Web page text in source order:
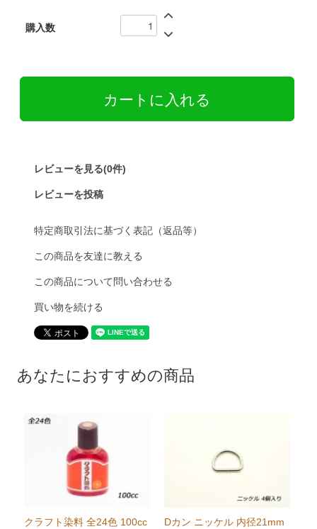
購入数
レビューを見る(0件)
レビューを投稿
特定商取引法に基づく表記（返品等）
この商品を友達に教える
この商品について問い合わせる
買い物を続ける
あなたにおすすめの商品
クラフト染料 全24色 100cc
Dカン ニッケル 内径21mm